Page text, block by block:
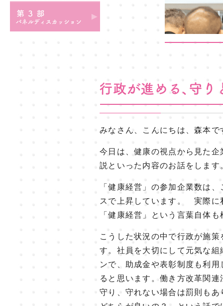
みなさん、こんにちは、森本
今日は、健康の視点から見た
説といった内容のお話をします
「健康経営」の参加企業数は
スで上昇しています。 実際に
「健康経営」という言葉自体
こうした状況の中で行政が施
す。社員を大切にして元気な
ンで、助成金や表彰制度も利
ると思います。働き方改革関
守り、守れない場合は罰則も